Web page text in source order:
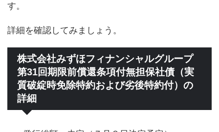
す。
詳細を確認してみましょう。
株式会社みずほフィナンシャルグループ
第31回期限前償還条項付無担保社債（実
質破綻時免除特約および劣後特約付）の
詳細